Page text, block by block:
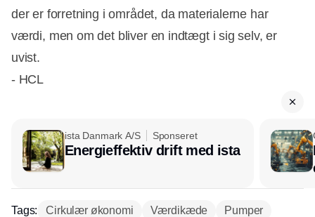
der er forretning i området, da materialerne har
værdi, men om det bliver en indtægt i sig selv, er
uvist.
- HCL
ista Danmark A/S Sponseret
Energieffektiv drift med ista
Tags: Cirkulær økonomi Værdikæde Pumper